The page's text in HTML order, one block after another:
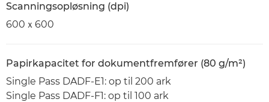
Scanningsopløsning (dpi)
600ｘ600
Papirkapacitet for dokumentfremfører (80 g/m²)
Single Pass DADF-E1: op til 200 ark
Single Pass DADF-F1: op til 100 ark